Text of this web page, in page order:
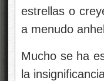
estrellas o
a menudo
Mucho se ha
la